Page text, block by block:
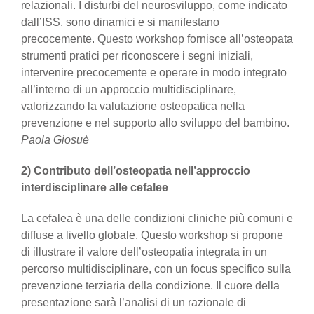
relazionali. I disturbi del neurosviluppo, come indicato
dall’ISS, sono dinamici e si manifestano
precocemente. Questo workshop fornisce all’osteopata
strumenti pratici per riconoscere i segni iniziali,
intervenire precocemente e operare in modo integrato
all’interno di un approccio multidisciplinare,
valorizzando la valutazione osteopatica nella
prevenzione e nel supporto allo sviluppo del bambino.
Paola Giosuè
2) Contributo dell’osteopatia nell’approccio
interdisciplinare alle cefalee
La cefalea è una delle condizioni cliniche più comuni e
diffuse a livello globale. Questo workshop si propone
di illustrare il valore dell’osteopatia integrata in un
percorso multidisciplinare, con un focus specifico sulla
prevenzione terziaria della condizione. Il cuore della
presentazione sarà l’analisi di un razionale di